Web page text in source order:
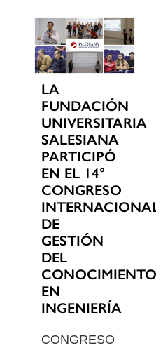
LA
FUNDACIÓN
UNIVERSITARIA
SALESIANA
PARTICIPÓ
EN EL 14°
CONGRESO
INTERNACIONAL
DE
GESTIÓN
DEL
CONOCIMIENTO
EN
INGENIERÍA
CONGRESO